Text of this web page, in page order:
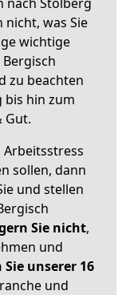
nicht, was Sie
wichtige
zu beachten
bis hin zum
Gut.
sollen, dann
und stellen
Sie nicht,
und
unserer 16
und